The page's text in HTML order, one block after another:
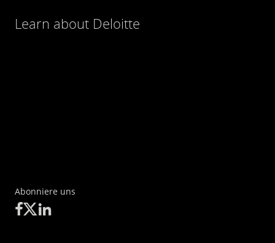
Learn about Deloitte
Abonniere uns